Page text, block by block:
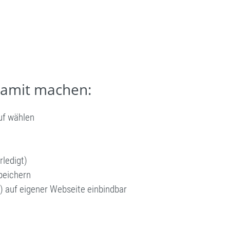
machen:
wählen
auf eigener Webseite einbindbar